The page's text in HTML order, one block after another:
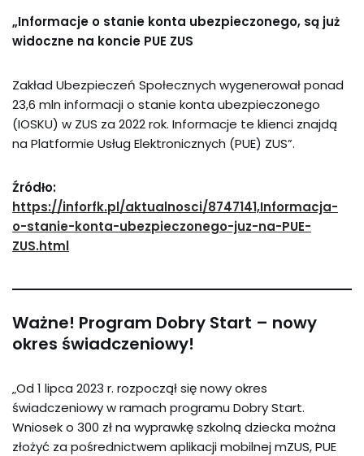
„Informacje o stanie konta ubezpieczonego, są już
widoczne na koncie PUE ZUS
Zakład Ubezpieczeń Społecznych wygenerował ponad
23,6 mln informacji o stanie konta ubezpieczonego
(IOSKU) w ZUS za 2022 rok. Informacje te klienci znajdą
na Platformie Usług Elektronicznych (PUE) ZUS”.
Źródło:
https://inforfk.pl/aktualnosci/8747141,Informacja-
o-stanie-konta-ubezpieczonego-juz-na-PUE-
ZUS.html
Ważne! Program Dobry Start – nowy
okres świadczeniowy!
„Od 1 lipca 2023 r. rozpoczął się nowy okres
świadczeniowy w ramach programu Dobry Start.
Wniosek o 300 zł na wyprawkę szkolną dziecka można
złożyć za pośrednictwem aplikacji mobilnej mZUS, PUE